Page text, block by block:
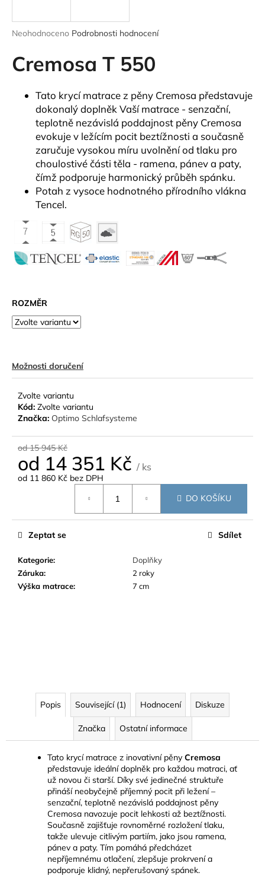
Průměrné
produktu
je
hvězdiček.
Neohodnoceno Podrobnosti hodnocení
Cremosa T 550
Tato krycí matrace z pěny Cremosa představuje
dokonalý doplněk Vaší matrace - senzační,
teplotně nezávislá poddajnost pěny Cremosa
evokuje v ležícím pocit beztížnosti a současně
zaručuje vysokou míru uvolnění od tlaku pro
choulostivé části těla - ramena, pánev a paty,
čímž podporuje harmonický průběh spánku.
Potah z vysoce hodnotného přírodního vlákna
Tencel.
ROZMĚR
Možnosti doručení
Zvolte variantu
Kód: Zvolte variantu
Značka: Optimo Schlafsysteme
od 15 945 Kč
od 14 351 Kč / ks
od 11 860 Kč bez DPH
DO KOŠÍKU
Kategorie:
Doplňky
Záruka:
2 roky
Výška matrace: 7 cm
Zeptat se Sdílet
Popis Související (1) Hodnocení Diskuze
Značka Ostatní informace
Tato krycí matrace z inovativní pěny Cremosa
představuje ideální doplněk pro každou matraci, ať
už novou či starší. Díky své jedinečné struktuře
přináší neobyčejně příjemný pocit při ležení –
senzační, teplotně nezávislá poddajnost pěny
Cremosa navozuje pocit lehkosti až beztížnosti.
Současně zajišťuje rovnoměrné rozložení tlaku,
takže ulevuje citlivým partiím, jako jsou ramena,
pánev a paty. Tím pomáhá předcházet
nepříjemnému otlačení, zlepšuje prokrvení a
podporuje klidný, nepřerušovaný spánek.
j
t
?
HLEDAT
u
č
e
m
e